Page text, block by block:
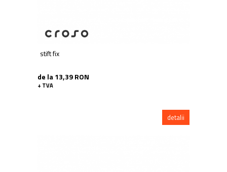
stift fix
de la 13,39 RON
+ TVA
detalii